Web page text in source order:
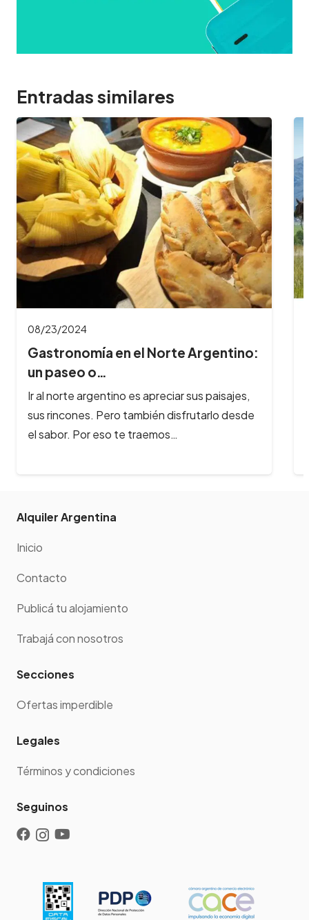
Entradas similares
08/23/2024
Gastronomía en el Norte Argentino:
un paseo o…
Ir al norte argentino es apreciar sus paisajes,
sus rincones. Pero también disfrutarlo desde
el sabor. Por eso te traemos…
Alquiler Argentina
Inicio
Contacto
Publicá tu alojamiento
Trabajá con nosotros
Secciones
Ofertas imperdible
Legales
Términos y condiciones
Seguinos